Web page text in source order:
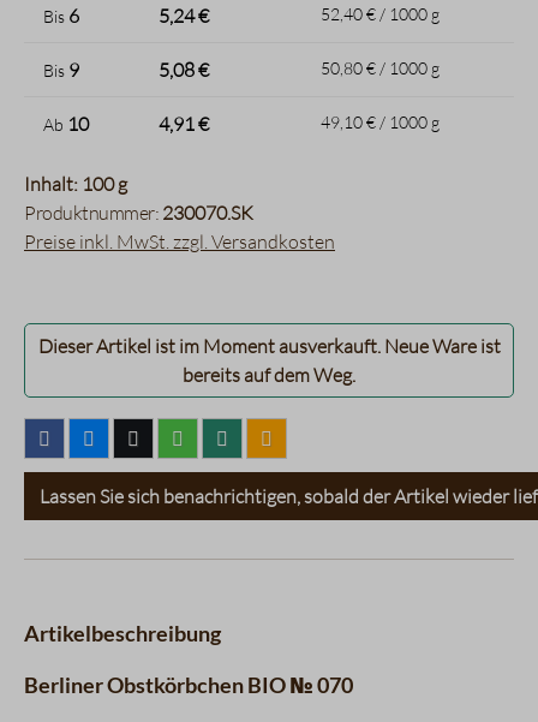
Bis 6 5,24 € 52,40 € / 1000 g
Bis 9 5,08 € 50,80 € / 1000 g
Ab 10 4,91 € 49,10 € / 1000 g
Inhalt: 100 g
Produktnummer: 230070.SK
Preise inkl. MwSt. zzgl. Versandkosten
Dieser Artikel ist im Moment ausverkauft. Neue Ware ist
bereits auf dem Weg.
Lassen Sie sich benachrichtigen, sobald der Artikel wieder
Artikelbeschreibung
Berliner Obstkörbchen BIO № 070